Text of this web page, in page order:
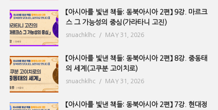
【아시아를 빛낸 책들: 동북아시아 2편】 9강. 마르크
스 그 가능성의 중심(가라타니 고진)
snuachklhc MAY 31, 2026
【아시아를 빛낸 책들: 동북아시아 2편】 8강. 중동태
의 세계(고쿠분 고이치로)
snuachklhc MAY 31, 2026
【아시아를 빛낸 책들: 동북아시아 2편】 7강. 현대정